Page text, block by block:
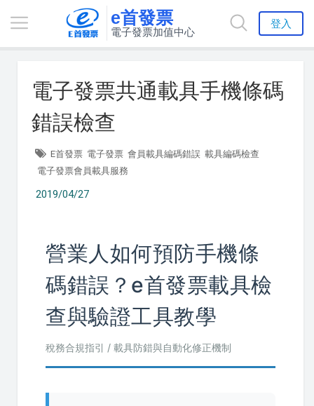
e首發票
電子發票加值中心
登入
電子發票共通載具手機條碼
錯誤檢查
E首發票 電子發票 會員載具編碼錯誤 載具編碼檢查
電子發票會員載具服務
2019/04/27
營業人如何預防手機條
碼錯誤？e首發票載具檢
查與驗證工具教學
稅務合規指引 / 載具防錯與自動化修正機制